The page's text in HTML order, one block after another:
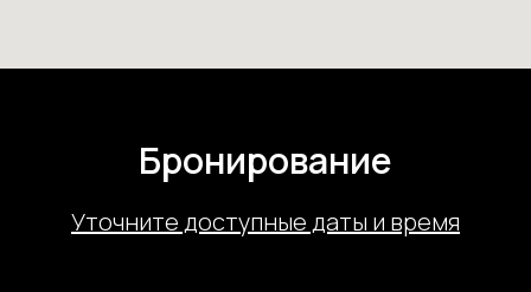
Бронирование
Уточните доступные даты и время